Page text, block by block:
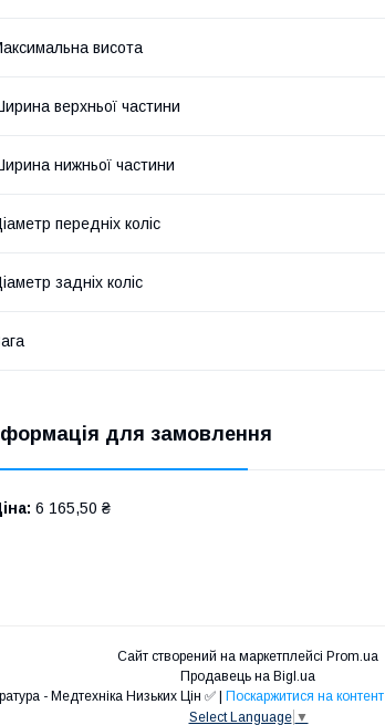
висота
верхньої частини
нижньої частини
передніх коліс
задніх коліс
для замовлення
6 165,50 ₴
Сайт створений на маркетплейсі Prom.ua
Продавець на Bigl.ua
❤️Медапаратура - Медтехніка Низьких Цін ✅ | Поскаржитися на контент
Select Language ▼